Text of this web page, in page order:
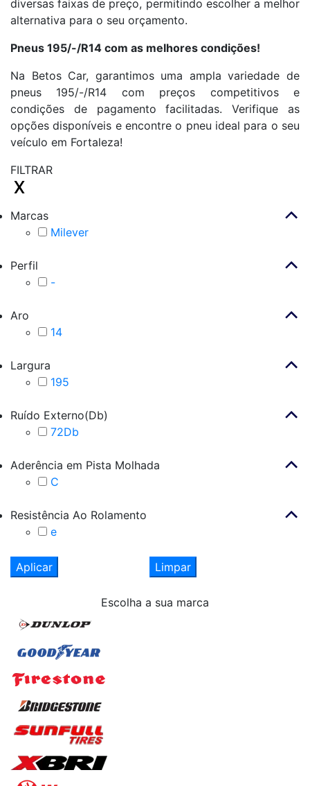
diversas faixas de preço, permitindo escolher a melhor
alternativa para o seu orçamento.
Pneus 195/-/R14 com as melhores condições!
Na Betos Car, garantimos uma ampla variedade de
pneus 195/-/R14 com preços competitivos e
condições de pagamento facilitadas. Verifique as
opções disponíveis e encontre o pneu ideal para o seu
veículo em Fortaleza!
FILTRAR
Marcas
Milever
Perfil
-
Aro
14
Largura
195
Ruído Externo(Db)
72Db
Aderência em Pista Molhada
C
Resistência Ao Rolamento
e
Aplicar Limpar
Escolha a sua marca